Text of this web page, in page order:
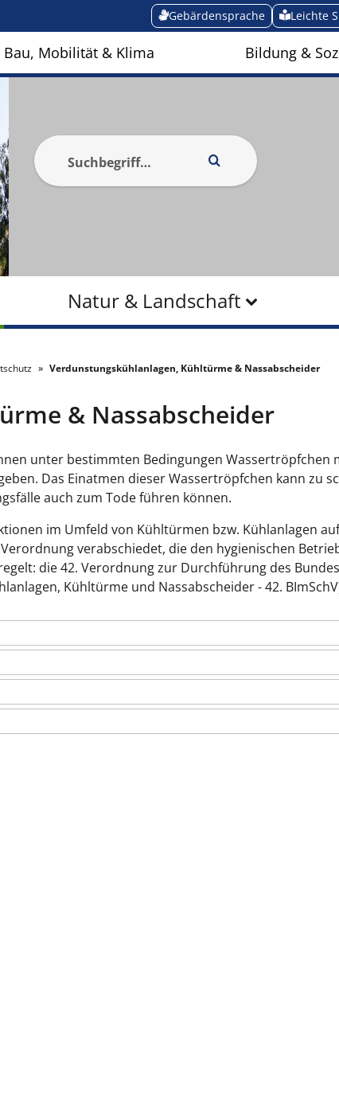
Gebärdensprache Leichte
Bau, Mobilität & Klima Bildung &
Natur & Landschaft
Verdunstungskühlanlagen, Kühltürme & Nassabscheider
& Nassabscheider
unter bestimmten Bedingungen Wassertröpfchen
Das Einatmen dieser Wassertröpfchen kann zu
auch zum Tode führen können.
im Umfeld von Kühltürmen bzw. Kühlanlagen
verabschiedet, die den hygienischen
die 42. Verordnung zur Durchführung des
Kühltürme und Nassabscheider - 42.